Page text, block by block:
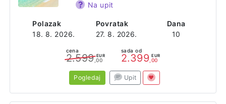
Polazak
18. 8. 2026.
Povratak
27. 8. 2026.
Dana
10
Na upit
cena
2.599 EUR
,00
sada od
2.399 EUR
,00
Pogledaj Upit